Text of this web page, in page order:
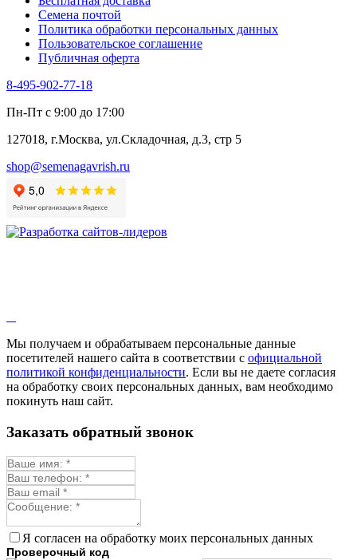
Семена почтой
Политика обработки персональных данных
Пользовательское соглашение
Публичная оферта
8-495-902-77-18
Пн-Пт с 9:00 до 17:00
127018, г.Москва, ул.Складочная, д.3, стр 5
shop@semenagavrish.ru
Мы получаем и обрабатываем персональные данные
посетителей нашего сайта в соответствии с официальной
политикой конфиденциальности. Если вы не даете согласия
на обработку своих персональных данных, вам необходимо
покинуть наш сайт.
Заказать обратный звонок
Я согласен на обработку моих персональных данных
Проверочный код